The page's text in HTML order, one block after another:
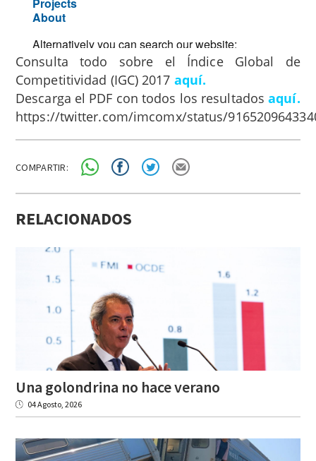
Consulta todo sobre el Índice Global de
Competitividad (IGC) 2017 aquí.
Descarga el PDF con todos los resultadosaquí.
https://twitter.com/imcomx/status/
COMPARTIR:
RELACIONADOS
Una golondrina no haceverano
04 Agosto, 2026